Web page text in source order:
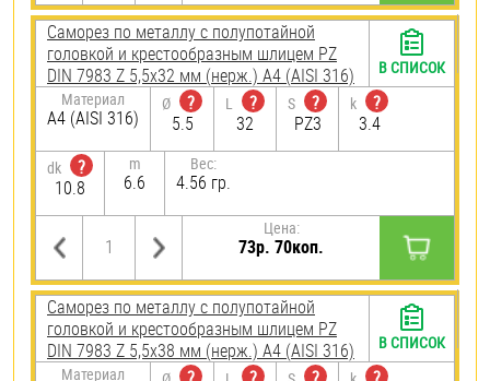
Саморез по металлу с полупотайной
головкой и крестообразным шлицем PZ
DIN 7983 Z 5,5х32 мм (нерж.) A4 (AISI 316)
Материал
A4 (AISI 316)
Ø
?
5.5
L
?
32
S
?
PZ3
k
?
3.4
dk
?
10.8
m
6.6
Вес:
4.56 гр.
Цена:
73р. 70коп.
В СПИСОК
Саморез по металлу с полупотайной
головкой и крестообразным шлицем PZ
DIN 7983 Z 5,5х38 мм (нерж.) A4 (AISI 316)
Материал
В СПИСОК